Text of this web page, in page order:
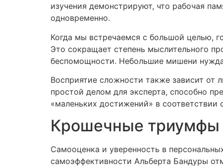
изучения демонстрируют, что рабочая
одновременно.
Когда мы встречаемся с большой целью,
Это сокращает степень мыслительного
беспомощности. Небольшие мишени
Восприятие сложности также зависит от
простой делом для эксперта, способно
«маленьких достижений» в
Крошечные триумфы
Самооценка и уверенность в
самоэффективности Альберта Бандуры